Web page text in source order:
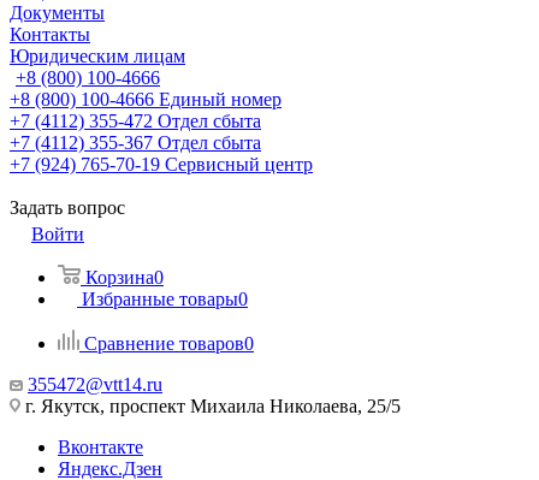
Документы
Контакты
Юридическим лицам
+8 (800) 100-4666
+8 (800) 100-4666 Единый номер
+7 (4112) 355-472 Отдел сбыта
+7 (4112) 355-367 Отдел сбыта
+7 (924) 765-70-19 Сервисный центр
Задать вопрос
Войти
Корзина0
Избранные товары0
Сравнение товаров0
355472@vtt14.ru
г. Якутск, проспект Михаила Николаева, 25/5
Вконтакте
Яндекс.Дзен